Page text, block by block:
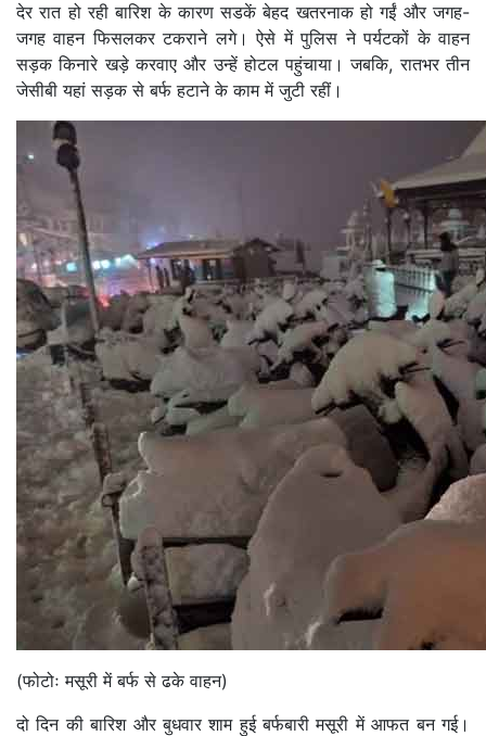
देर रात हो रही बारिश के कारण सडकें बेहद खतरनाक हो गईं और जगह-
जगह वाहन फिसलकर टकराने लगे। ऐसे में पुलिस ने पर्यटकों के वाहन
सड़क किनारे खड़े करवाए और उन्हें होटल पहुंचाया। जबकि, रातभर तीन
जेसीबी यहां सड़क से बर्फ हटाने के काम में जुटी रहीं।
(फोटोः मसूरी में बर्फ से ढके वाहन)
दो दिन की बारिश और बुधवार शाम हुई बर्फबारी मसूरी में आफत बन गई।